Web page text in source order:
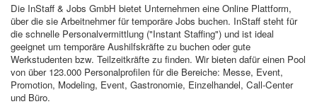
Die InStaff & Jobs GmbH bietet Unternehmen eine Online Plattform,
über die sie Arbeitnehmer für temporäre Jobs buchen. InStaff steht für
die schnelle Personalvermittlung ("Instant Staffing") und ist ideal
geeignet um temporäre Aushilfskräfte zu buchen oder gute
Werkstudenten bzw. Teilzeitkräfte zu finden. Wir bieten dafür einen Pool
von über 123.000 Personalprofilen für die Bereiche: Messe, Event,
Promotion, Modeling, Event, Gastronomie, Einzelhandel, Call-Center
und Büro.